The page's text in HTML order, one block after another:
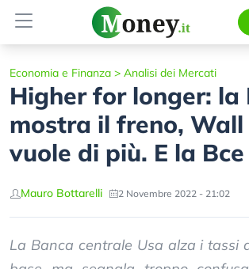
Economia e Finanza > Analisi dei Mercati
Higher for longer: la
mostra il freno,
vuole di più. E la
Mauro Bottarelli 2 Novembre 2022 - 21:02
La Banca centrale Usa alza i tassi